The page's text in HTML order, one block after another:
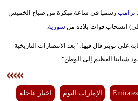
أزياء
علوم
بيئة
ترامب رسميا في ساعة مبكرة من صباح الخميس
انسحاب قوات بلاده من سورية
تويتر قال فيها: "بعد الانتصارات التاريخية
شبابنا العظيم إلى الوطن"
الإمارات اليوم اخبار عاجلة